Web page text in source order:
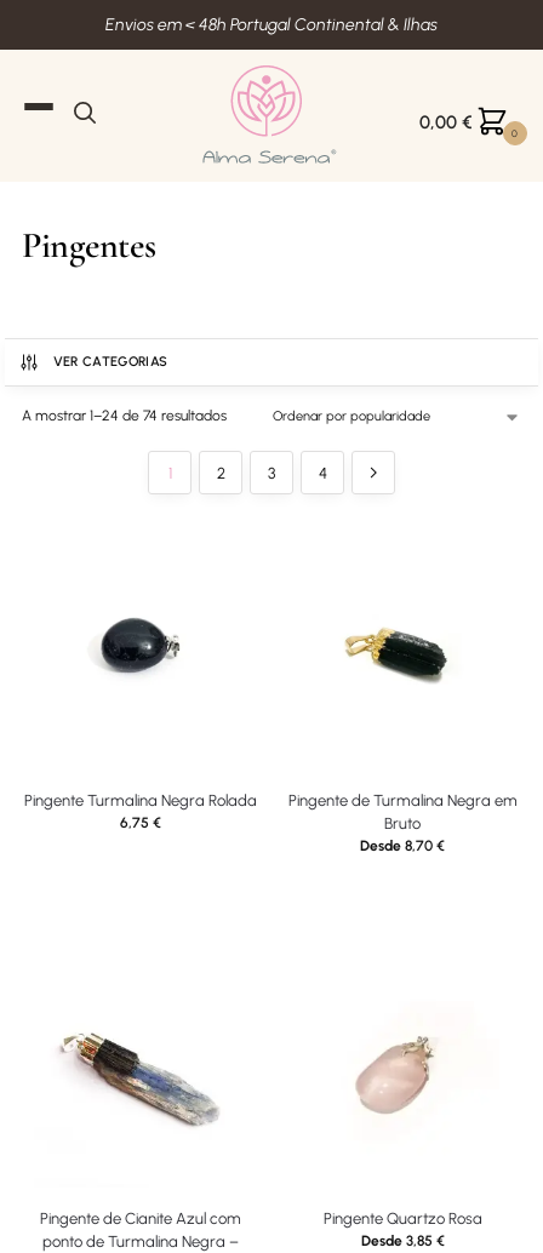
Envios em < 48h Portugal Continental & Ilhas
0,00 € 0
Pingentes
VER CATEGORIAS
A mostrar 1–24 de 74 resultados
1 2 3 4
Pingente Turmalina Negra Rolada
6,75 €
Pingente de Turmalina Negra em
Bruto
Desde 8,70 €
Pingente de Cianite Azul com
ponto de Turmalina Negra –
Pingente Quartzo Rosa
Desde 3,85 €